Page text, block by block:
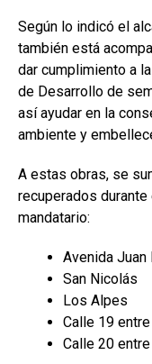
Según lo indicó el
también está
dar cumplimiento a
de Desarrollo de
así ayudar en la
ambiente y
A estas obras, se
recuperados
mandatario:
Avenida Juan
San Nicolás
Los Alpes
Calle 19
Calle 20